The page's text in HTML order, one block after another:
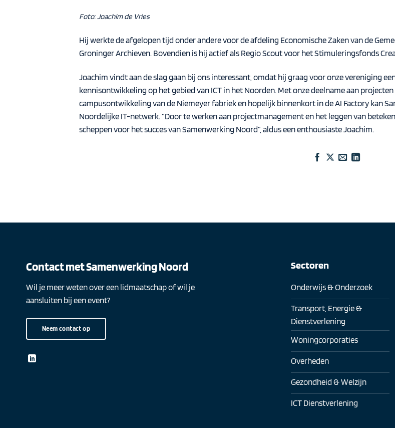
Foto: Joachim de Vries
Hij werkte de afgelopen tijd onder andere voor de afdeling Economische Zaken van de
Groninger Archieven. Bovendien is hij actief als Regio Scout voor het Stimuleringsfonds
Joachim vindt aan de slag gaan bij ons interessant, omdat hij graag voor onze vereniging
kennisontwikkeling op het gebied van ICT in het Noorden. Met onze deelname aan
campusontwikkeling van de Niemeyer fabriek en hopelijk binnenkort in de AI Factory kan
Noordelijke IT-netwerk. “Door te werken aan projectmanagement en het leggen van
scheppen voor het succes van Samenwerking Noord”, aldus een enthousiaste Joachim.
Contact met Samenwerking Noord
Wil je meer weten over een lidmaatschap of wil je
aansluiten bij een event?
Neem contact op
Sectoren
Onderwijs & Onderzoek
Transport, Energie &
Dienstverlening
Woningcorporaties
Overheden
Gezondheid & Welzijn
ICT Dienstverlening